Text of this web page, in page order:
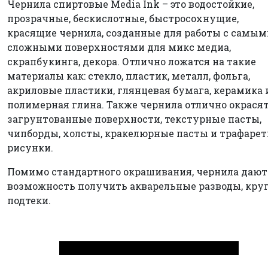
Чернила спиртовые Media Ink – это водостойкие,
прозрачные, бескислотные, быстросохнущие,
красящие чернила, созданные для работы с
сложными поверхностями для микс медиа,
скрапбукинга, декора. Отлично ложатся на такие
материалы как: стекло, пластик, металл, фольга,
акриловые пластики, глянцевая бумага, керамика
полимерная глина. Также чернила отлично
загрунтованные поверхности, текстурные пасты,
чипборды, холсты, кракелюрные пасты и
рисунки.
Помимо стандартного окрашивания, чернила дают
возможность получить акварельные разводы,
подтеки.